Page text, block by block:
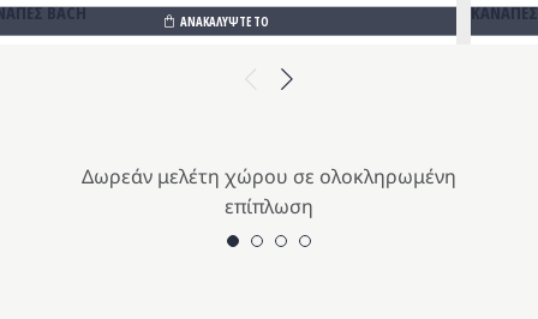
Previous
BACH ΑΝΑΚΑΛΥΨΤΕ ΤΟ ΚΑΝΑΠΕΣ
Next
Δωρεάν μελέτη χώρου σε ολοκληρωμένη
επίπλωση